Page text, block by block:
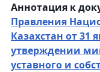
Аннотация к
Правления
Казахстан от 31
утверждении
уставного и